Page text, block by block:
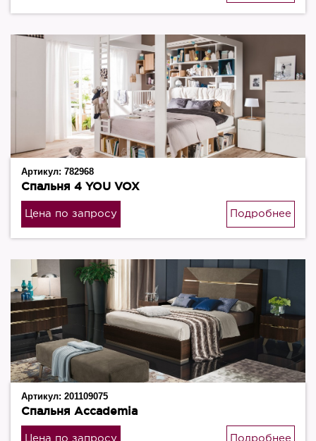
Артикул: 782968
Спальня 4 YOU VOX
Цена по запросу Подробнее
Артикул: 201109075
Спальня Accademia
Цена по запросу Подробнее